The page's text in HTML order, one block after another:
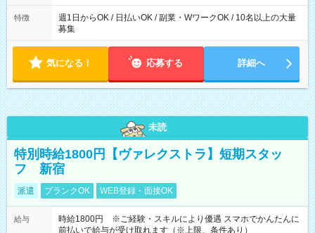
ライベートの予定に 合わせて好きな時など、自由に働けます
特徴
週1日からOK / 日払いOK / 副業・WワークOK / 10名以上の大量
募集
気になる！ 応募する 詳細へ
未読
特別時給1800円【ヴァレクストラ】短期スタッ
フ 新宿
派遣 ブランクOK WEB登録・面接OK
給与
時給1800円 ※ご経験・スキルにより優遇 スマホでかんたんに
前払いで給与が受け取れます（※上限、条件あり）